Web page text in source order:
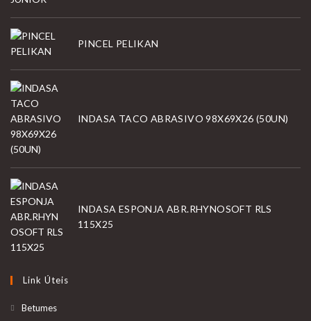
PINCEL PELIKAN
INDASA TACO ABRASIVO 98X69X26 (50UN)
INDASA ESPONJA ABR.RHYNOSOFT RLS
115X25
Link Úteis
Betumes